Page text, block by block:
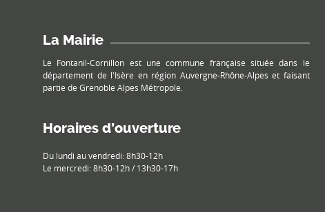
La Mairie
Le Fontanil-Cornillon est une commune française située dans le
département de l'Isère en région Auvergne-Rhône-Alpes et faisant
partie de Grenoble Alpes Métropole.
Horaires d’ouverture
Du lundi au vendredi: 8h30-12h
Le mercredi: 8h30-12h / 13h30-17h